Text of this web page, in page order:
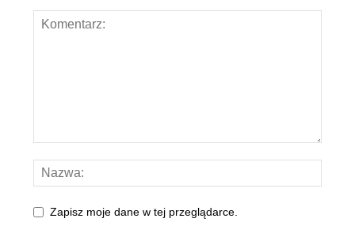
Zapisz moje dane w tej przeglądarce.